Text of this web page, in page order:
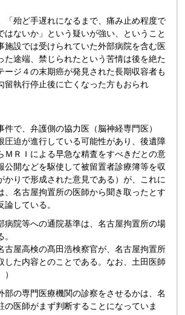
「殆ど手遅れになるまで、痛み止め程度で
はないか」という疑いが強い、ということ
施設では受けられていた外部病院を含む医
た途端、禁じられたという苦情は後を絶た
ージ４の末期癌が発見された長期収容者も
留執行停止後に亡くなった方もおられ
件で、弁護側の協力医（脳神経専門医）
圧迫が進行している可能性があり、後遺障
ＭＲＩによる早急な精査をすべきだとの意
公開などを駆使して被留置者診療簿等を収
かりで形成された意見である）が、これに
、名古屋拘置所の医師から聞き取ったとす
している。
病院等への通院基準は、名古屋拘置所の場
古屋高検の髙田浩検察官が、名古屋拘置所
した内容とのことである。なお、土田医師
部の専門医療機関の診察をさせるかは、名
の医師がまず判断することになっていま